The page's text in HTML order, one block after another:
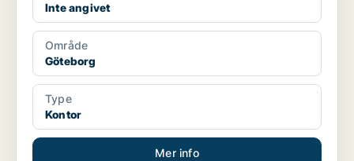
Inte angivet
Område
Göteborg
Type
Kontor
Mer info